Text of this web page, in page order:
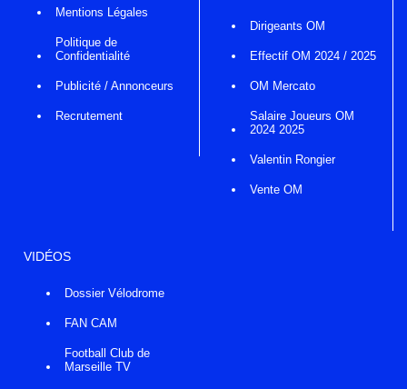
Mentions Légales
Politique de
Confidentialité
Publicité / Annonceurs
Recrutement
Dirigeants OM
Effectif OM 2024 / 2025
OM Mercato
Salaire Joueurs OM
2024 2025
Valentin Rongier
Vente OM
VIDÉOS
Dossier Vélodrome
FAN CAM
Football Club de
Marseille TV